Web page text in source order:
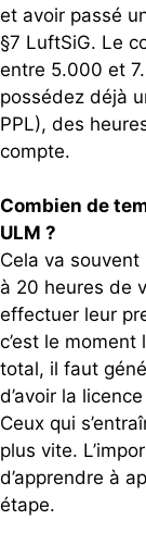
et avoir passé
§7 LuftSiG. Le
entre 5.000 et
possédez déjà
PPL), des
compte.
Combien de
ULM ?
Cela va
à 20 heures de
effectuer leur
c’est le
total, il faut
d’avoir la
Ceux qui
plus vite.
d’apprendre à
étape.